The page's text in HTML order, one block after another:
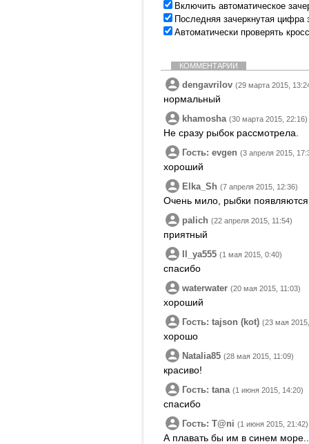
Включить автоматическое
Последняя зачеркнутая цифра
Автоматически проверять
КОММЕНТАРИИ
dengavrilov (29 марта 2015,
нормальный
khamosha (30 марта 2015, 22:16)
Не сразу рыбок рассмотрела.
Гость: evgen (3 апреля 2015,
хороший
Elka_Sh (7 апреля 2015, 12:36)
Очень мило, рыбки появляются
palich (22 апреля 2015, 11:54)
приятный
Il_ya555 (1 мая 2015, 0:40)
спасибо
waterwater (20 мая 2015, 11:03)
хороший
Гость: tajson (kot) (23 мая
хорошо
Natalia85 (28 мая 2015, 11:09)
красиво!
Гость: tana (1 июня 2015, 14:20)
спасибо
Гость: T@ni (1 июня 2015, 21:42)
А плавать бы им в синем